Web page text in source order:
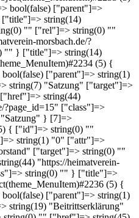
bool(false) ["parent"]=>
string(14)
"" ["rel"]=> string(0) ""
morsbach.de/?
"" } ["title"]=> string(14)
(5) {
["parent"]=> string(1)
string(7) "Satzung" ["target"]=>
string(44)
?page_id=15" ["class"]=>
} [7]=>
{ ["id"]=> string(0) ""
string(1) "0" ["attr"]=>
["target"]=> string(0) ""
"https://heimatverein-
string(0) "" } ["title"]=>
(5) {
["parent"]=> string(1)
string(19) "Beitrittserklärung"